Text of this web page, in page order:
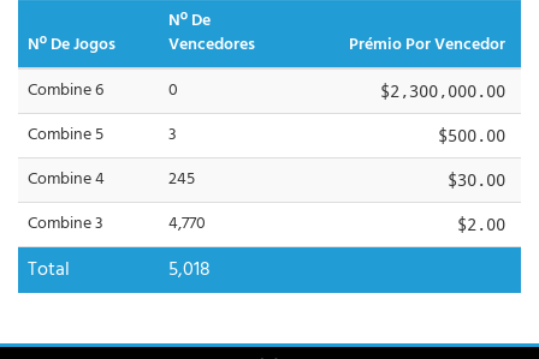
Nº De Jogos
Nº De
Vencedores
Prémio Por Vencedor
Combine 6
0 $2,300,000.00
Combine 5 3 $500.00
Combine 4 245 $30.00
Combine 3 4,770 $2.00
Total 5,018